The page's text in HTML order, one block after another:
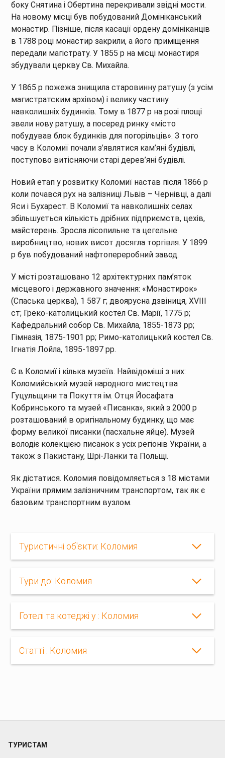
боку Снятина і Обертина перекривали звідні мости.
На новому місці був побудований Домініканський
монастир. Пізніше, після касації ордену домініканців
в 1788 році монастир закрили, а його приміщення
передали магістрату. У 1855 р на місці монастиря
збудували церкву Св. Михайла.
У 1865 р пожежа знищила старовинну ратушу (з усім
магистратским архівом) і велику частину
навколишніх будинків. Тому в 1877 р на розі площі
звели нову ратушу, а посеред ринку «місто
побудував блок будинків для погорільців». З того
часу в Коломиї почали з’являтися кам’яні будівлі,
поступово витісняючи старі дерев’яні будівлі.
Новий етап у розвитку Коломиї настав після 1866 р
коли почався рух на залізниці Львів – Чернівці, а далі
Яси і Бухарест. В Коломиї та навколишніх селах
збільшується кількість дрібних підприємств, цехів,
майстерень. Зросла лісопильне та цегельне
виробництво, нових висот досягла торгівля. У 1899
р був побудований нафтопереробний завод.
У місті розташовано 12 архітектурних пам’яток
місцевого і державного значення: «Монастирок»
(Спаська церква), 1 587 г; двоярусна дзвіниця, XVIII
ст; Греко-католицький костел Св. Марії, 1775 р;
Кафедральний собор Св. Михайла, 1855-1873 рр;
Гімназія, 1875-1901 рр; Римо-католицький костел Св.
Ігнатія Лойла, 1895-1897 рр.
Є в Коломиї і кілька музеїв. Найвідоміші з них:
Коломийський музей народного мистецтва
Гуцульщини та Покуття ім. Отця Йосафата
Кобринського та музей «Писанка», який з 2000 р
розташований в оригінальному будинку, що має
форму великої писанки (пасхальне яйце). Музей
володіє колекцією писанок з усіх регіонів України, а
також з Пакистану, Шрі-Ланки та Польщі.
Як дістатися. Коломия повідомляється з 18 містами
України прямим залізничним транспортом, так як є
базовим транспортним вузлом.
Туристичні об'єкти: Коломия
Тури до: Коломия
Готелі та котеджі у : Коломия
Статті : Коломия
ТУРИСТАМ